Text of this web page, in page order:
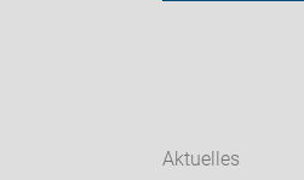
Aktuelles